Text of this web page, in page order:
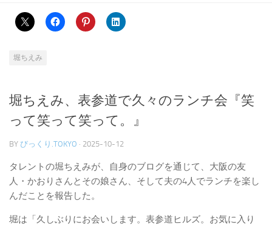
堀ちえみ
堀ちえみ、表参道で久々のランチ会『笑
って笑って笑って。』
BY びっくり.TOKYO · 2025-10-12
タレントの堀ちえみが、自身のブログを通じて、大阪の友
人・かおりさんとその娘さん、そして夫の4人でランチを楽し
んだことを報告した。
堀は「久しぶりにお会いします。表参道ヒルズ。お気に入り